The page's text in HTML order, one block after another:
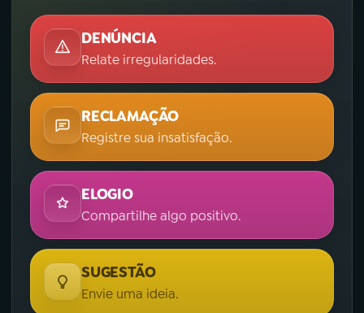
DENÚNCIA
Relate irregularidades.
RECLAMAÇÃO
Registre sua insatisfação.
ELOGIO
Compartilhe algo positivo.
SUGESTÃO
Envie uma ideia.